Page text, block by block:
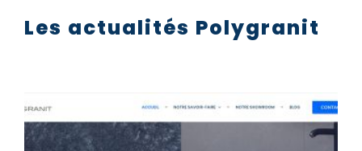
Les actualités Polygranit